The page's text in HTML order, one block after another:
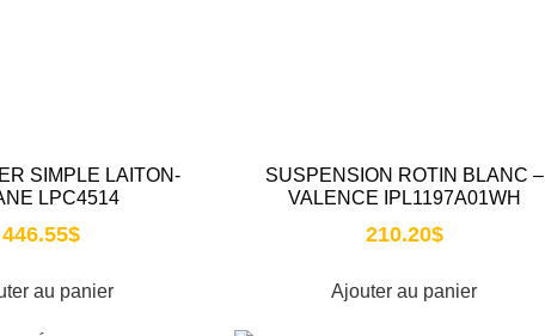
SIMPLE LAITON-
LPC4514
446.55$
au panier
SUSPENSION ROTIN BLANC –
VALENCE IPL1197A01WH
210.20$
Ajouter au panier